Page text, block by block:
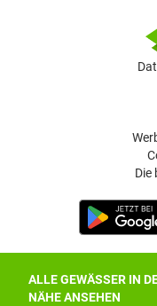
ALLE GEWÄSSER IN
NÄHE ANSEHEN
Die